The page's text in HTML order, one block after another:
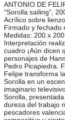
ANTONIO DE
“Sorolla sailing”,
Acrílico sobre
Firmado y fechado
Medidas: 200 x
Interpretación
cuadro ¡Aún dicen
personajes de
Pedro Picapiedra.
Felipe transforma
Sorolla en un
imaginario
Sorolla,
dureza del trabajo
pescadores